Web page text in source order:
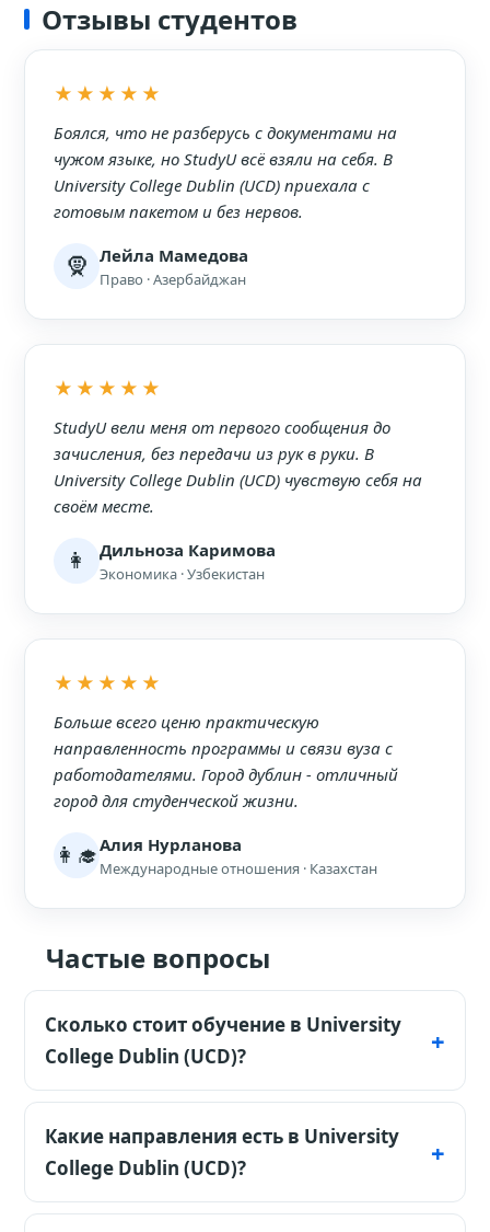
Отзывы студентов
★★★★★
Боялся, что не разберусь с документами на
чужом языке, но StudyU всё взяли на себя. В
University College Dublin (UCD) приехала с
готовым пакетом и без нервов.
🧕 Лейла Мамедова
Право · Азербайджан
★★★★★
StudyU вели меня от первого сообщения до
зачисления, без передачи из рук в руки. В
University College Dublin (UCD) чувствую себя на
своём месте.
👩 Дильноза Каримова
Экономика · Узбекистан
★★★★★
Больше всего ценю практическую
направленность программы и связи вуза с
работодателями. Город дублин - отличный
город для студенческой жизни.
👩‍🎓Алия Нурланова
Международные отношения · Казахстан
Частые вопросы
Сколько стоит обучение в University
College Dublin (UCD)?
Ориентир по текущей конвертации:
обучение от $28,653 в год, проживание от
$12,678 в год. Финальный счёт зависит от
программы, кампуса, жилья и учебного
Какие направления есть в University
College Dublin (UCD)?
Основной интерес для наших студентов: